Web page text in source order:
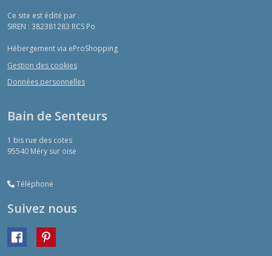
Ce site est édité par .
SIREN : 382381283 RCS Po
Hébergement via eProShopping
Gestion des cookies
Données personnelles
Bain de Senteurs
1 bis rue des cotes
95540 Méry sur oise
Téléphone
Suivez nous